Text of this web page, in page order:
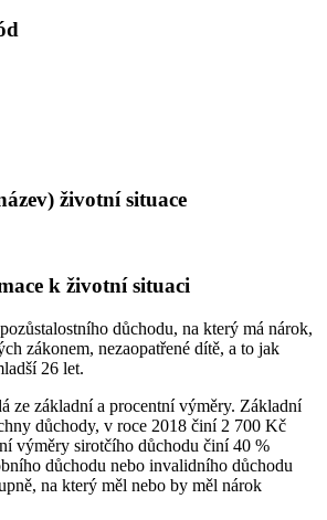
životní situace
k životní situaci
důchodu, na který má nárok,
zákonem, nezaopatřené dítě, a to jak
26 let.
ze základní a procentní výměry. Základní
důchody, v roce 2018 činí 2 700 Kč
výměry sirotčího důchodu činí 40 %
důchodu nebo invalidního důchodu
na který měl nebo by měl nárok